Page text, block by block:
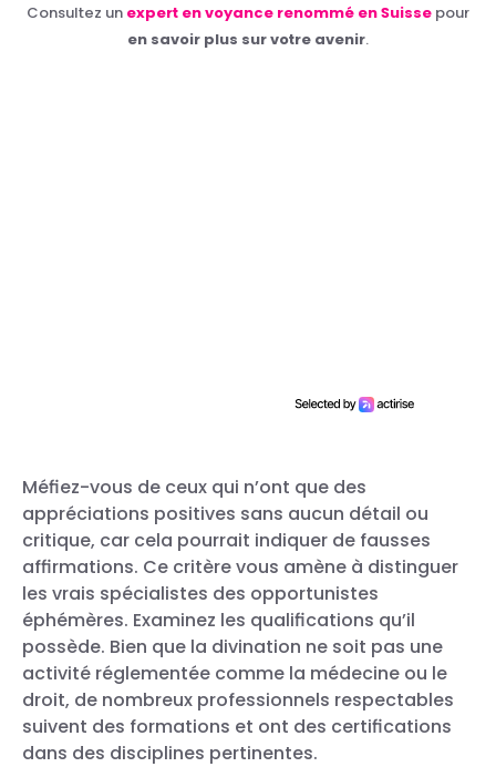
Consultez un expert en voyance renommé en Suisse pour
en savoir plus sur votre avenir.
Méfiez-vous de ceux qui n’ont que des
appréciations positives sans aucun détail ou
critique, car cela pourrait indiquer de fausses
affirmations. Ce critère vous amène à distinguer
les vrais spécialistes des opportunistes
éphémères. Examinez les qualifications qu’il
possède. Bien que la divination ne soit pas une
activité réglementée comme la médecine ou le
droit, de nombreux professionnels respectables
suivent des formations et ont des certifications
dans des disciplines pertinentes.